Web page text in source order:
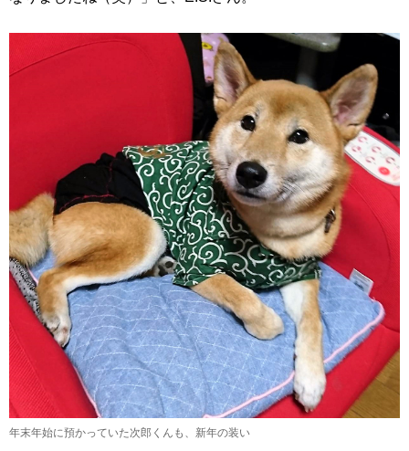
年末年始に預かっていた次郎くんも、新年の装い